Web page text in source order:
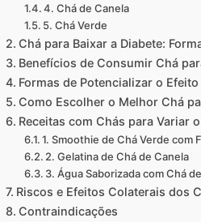
4. Chá de Canela
5. Chá Verde
Chá para Baixar a Diabete:
Benefícios de Consumir Chá
Formas de Potencializar o
Como Escolher o Melhor Chá
Receitas com Chás para Variar
1. Smoothie de Chá Verde com
2. Gelatina de Chá de Canela
3. Água Saborizada com Chá
Riscos e Efeitos Colaterais dos
Contraindicações